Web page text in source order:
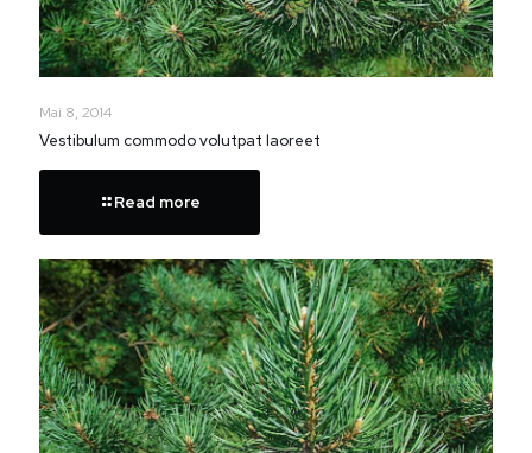
Mai 8, 2014
Vestibulum commodo volutpat laoreet
Read more